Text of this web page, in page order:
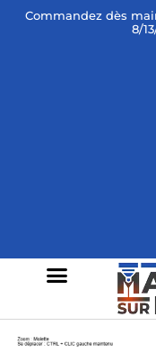
Commandez dès
8/